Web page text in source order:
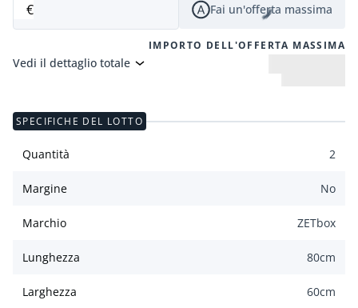
€ Fai un'offerta massima
IMPORTO DELL'OFFERTA MASSIMA
Vedi il dettaglio totale
SPECIFICHE DEL LOTTO
Quantità 2
Margine No
Marchio ZETbox
Lunghezza 80cm
Larghezza 60cm